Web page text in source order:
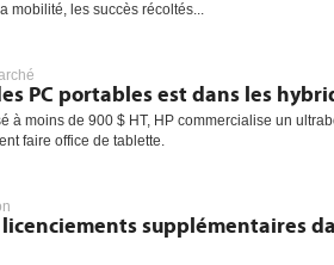
mobilité, les succès récoltés...
PC portables est dans les
à moins de 900 $ HT, HP commercialise un
faire office de tablette.
licenciements supplémentaires